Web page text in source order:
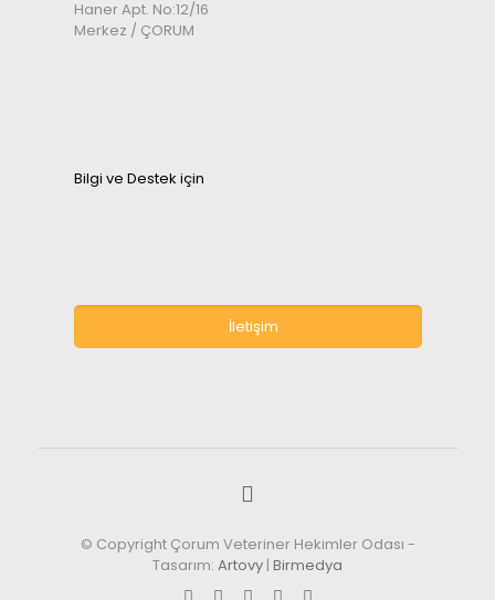
Haner Apt. No:12/16
Merkez / ÇORUM
Bilgi ve Destek için
İletişim
© Copyright Çorum Veteriner Hekimler Odası -
Tasarım: Artovy | Birmedya